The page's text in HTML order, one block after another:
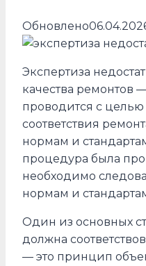
Обновлено
Экспертиза
качества ремонтов
проводится с
соответствия
нормам и
процедура была
необходимо
нормам и
Один из основных
должна
— это принцип